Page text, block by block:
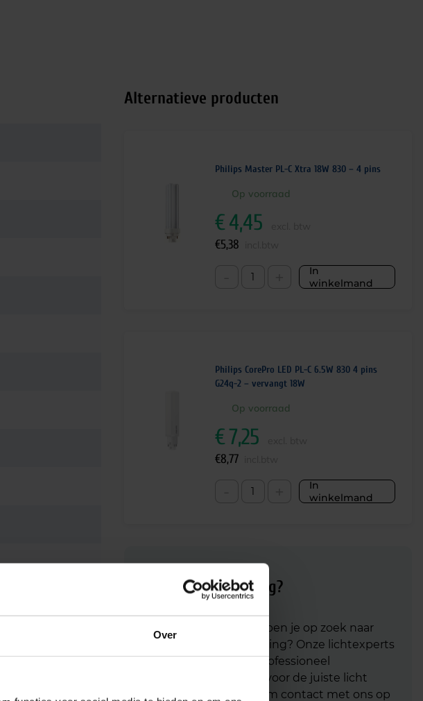
Over
Alternatieve producten
Philips Master PL-C Xtra 18W 830 – 4 pins
Op voorraad
In
winkelmand
€4,45
€5,38
Philips CorePro LED PL-C 6.5W 830 4 pins
G24q-2 – vervangt 18W
Op voorraad
In
winkelmand
€7,25
€8,77
Advies of hulp nodig?
Heb je advies nodig of ben je op zoek naar
een alternatieve oplossing? Onze lichtexperts
helpen je graag met professioneel
en zorgen voor de juiste licht
oplossing. Aarzel niet om contact met ons op